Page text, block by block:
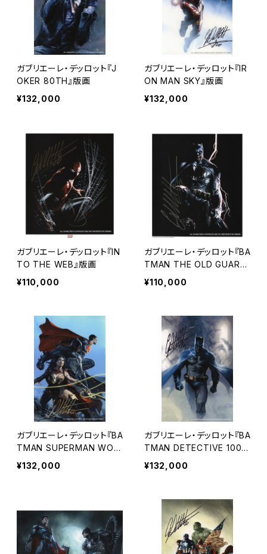
ガブリエーレ・デッロット『J
OKER 80TH』版画
¥132,000
ガブリエーレ・デッロット『IR
ON MAN SKY』版画
¥132,000
ガブリエーレ・デッロット『IN
TO THE WEB』版画
¥110,000
ガブリエーレ・デッロット『BA
TMAN THE OLD GUAR
D』版画
¥110,000
ガブリエーレ・デッロット『BA
TMAN SUPERMAN WON
DER WOMAN』版画
¥132,000
ガブリエーレ・デッロット『BA
TMAN DETECTIVE 100
0』版画
¥132,000